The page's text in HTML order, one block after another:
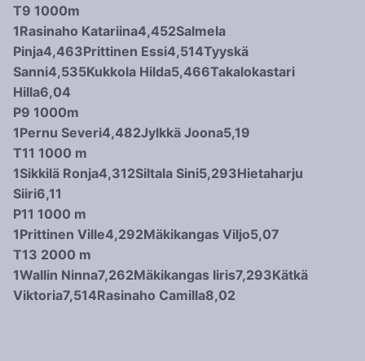
T9 1000m
1Rasinaho Katariina4,452Salmela
Pinja4,463Prittinen Essi4,514Tyyskä
Sanni4,535Kukkola Hilda5,466Takalokastari
Hilla6,04
P9 1000m
1Pernu Severi4,482Jylkkä Joona5,19
T11 1000 m
1Sikkilä Ronja4,312Siltala Sini5,293Hietaharju
Siiri6,11
P11 1000 m
1Prittinen Ville4,292Mäkikangas Viljo5,07
T13 2000 m
1Wallin Ninna7,262Mäkikangas Iiris7,293Kätkä
Viktoria7,514Rasinaho Camilla8,02